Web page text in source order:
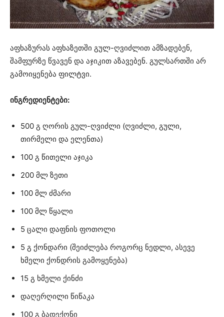
აფხაზურას აფხაზეთში გულ-ღვიძლით ამზადებენ,
შამფურზე წვავენ და აჯიკით აზავებენ. გულსართში არ
გამოიყენება ფილტვი.
ინგრედიენტები:
500 გ ღორის გულ-ღვიძლი (ღვიძლი, გული,
თირმელი და ელენთა)
100 გ წითელი აჯიკა
200 მლ ზეთი
100 მლ ძმარი
100 მლ წყალი
5 ცალი დაფნის ფოთოლი
5 გ ქონდარი (შეიძლება როგორც ნედლი, ასევე
ხმელი ქონდრის გამოყენება)
15 გ ხმელი ქინძი
დაღერღილი წიწაკა
100 გ ბადექონი